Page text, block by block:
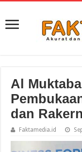
Al
dan
Faktamedia.id